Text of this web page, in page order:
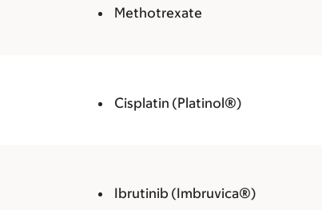
Methotrexate
Cisplatin (Platinol®)
Ibrutinib (Imbruvica®)